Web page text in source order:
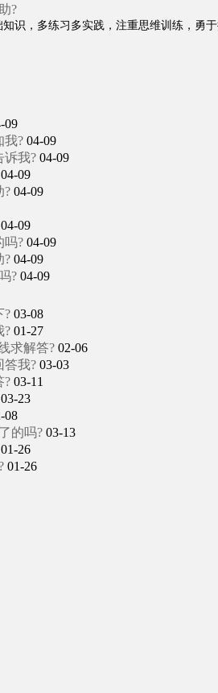
?
识，多练习多实践，注重思维训练，勇
09
我? 04-09
诉我? 04-09
04-09
? 04-09
04-09
吗? 04-09
? 04-09
? 04-09
? 03-08
? 01-27
求解答? 02-06
答我? 03-03
? 03-11
03-23
08
的吗? 03-13
01-26
01-26